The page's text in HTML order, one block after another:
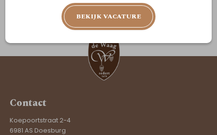
Contact
Koepoortstraat 2-4
6981 AS Doesburg
BEKIJK VACATURE